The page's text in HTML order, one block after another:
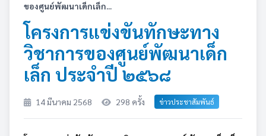
ของศูนย์พัฒนาเด็กเล็ก...
โครงการแข่งขันทักษะทาง
วิชาการของศูนย์พัฒนาเด็ก
เล็ก ประจำปี ๒๕๖๘
14 มีนาคม 2568 298 ครั้ง ข่าวประชาสัมพันธ์